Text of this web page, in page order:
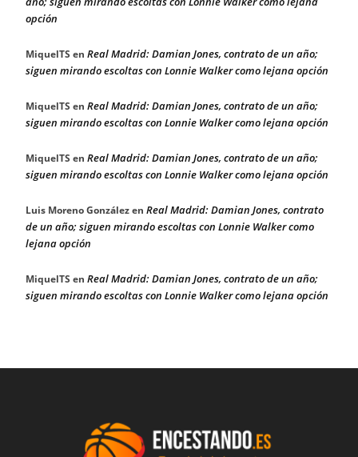
opción
MiquelTS en Real Madrid: Damian Jones, contrato de un año;
siguen mirando escoltas con Lonnie Walker como lejana opción
MiquelTS en Real Madrid: Damian Jones, contrato de un año;
siguen mirando escoltas con Lonnie Walker como lejana opción
MiquelTS en Real Madrid: Damian Jones, contrato de un año;
siguen mirando escoltas con Lonnie Walker como lejana opción
Luis Moreno Gonzálezen Real Madrid: Damian Jones, contrato
de un año; siguen mirando escoltas con Lonnie Walker como
lejana opción
MiquelTS en Real Madrid: Damian Jones, contrato de un año;
siguen mirando escoltas con Lonnie Walker como lejana opción